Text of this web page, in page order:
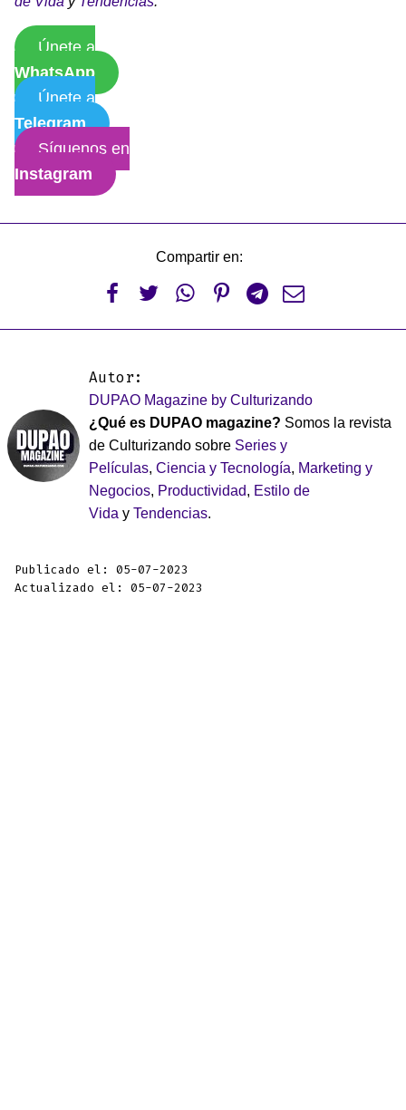
Únete a
WhatsApp
Únete a
Telegram
Síguenos en
Instagram
Compartir en:
     
Autor:
DUPAO Magazine by Culturizando
¿Qué es DUPAO magazine? Somos la revista
de Culturizando sobre Series y
Películas, Ciencia y Tecnología, Marketing y
Negocios, Productividad, Estilo de
Vida y Tendencias.
Publicado el: 05-07-2023
Actualizado el: 05-07-2023